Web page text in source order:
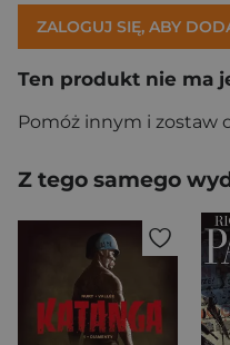
ZALOGUJ SIĘ, ABY
Ten produkt nie ma
Pomóż innym i zostaw
Z tego samego